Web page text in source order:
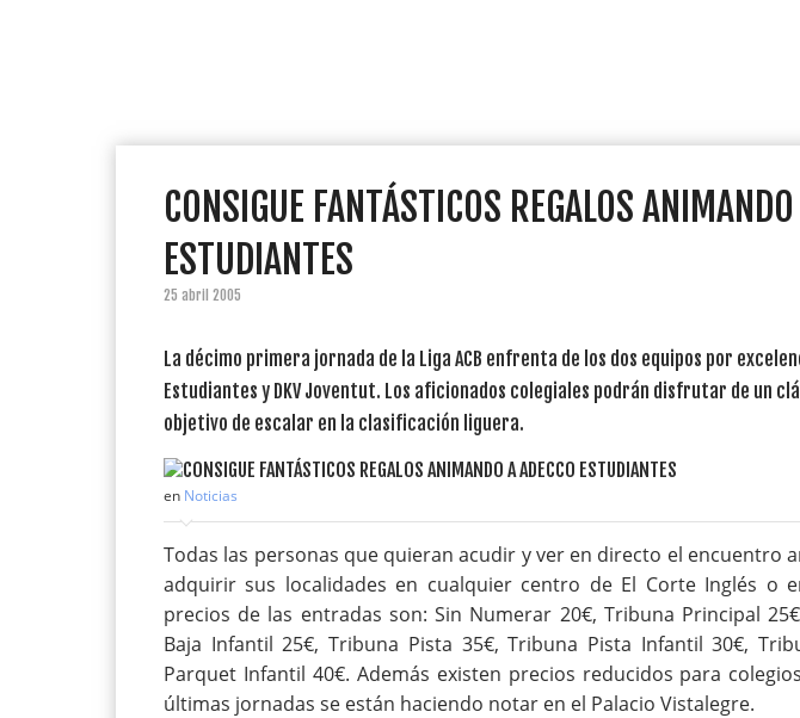
CONSIGUE FANTÁSTICOS REGALOS
ESTUDIANTES
25 abril 2005
La décimo primera jornada de la Liga ACB enfrenta de los dos equipos por
Estudiantes y DKV Joventut. Los aficionados colegiales podrán disfrutar de un
objetivo de escalar en la clasificación liguera.
en Noticias
Todas las personas que quieran acudir y ver en directo el encuentro
adquirir sus localidades en cualquier centro de El Corte Inglés o
precios de las entradas son: Sin Numerar 20€, Tribuna Principal
Baja Infantil 25€, Tribuna Pista 35€, Tribuna Pista Infantil 30€,
Parquet Infantil 40€. Además existen precios reducidos para
últimas jornadas se están haciendo notar en el Palacio Vistalegre.